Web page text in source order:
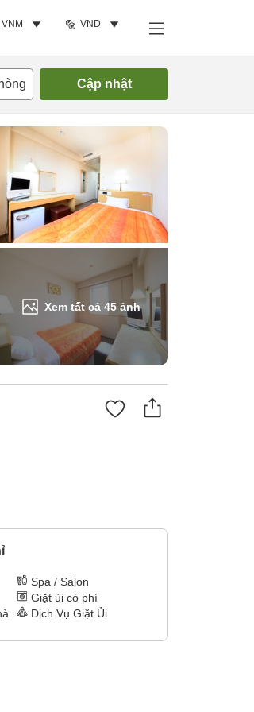
VNM VND
Cập nhật
Xem tất cả45 ảnh
Tìm phòng trống
Spa / Salon
Giặt ủi có phí
Dịch Vụ Giặt Ủi